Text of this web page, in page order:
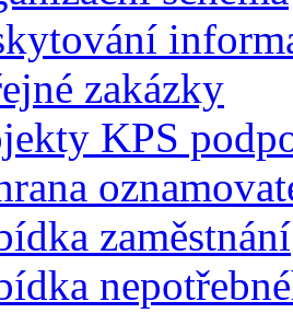
zakázky
KPS
zaměstnání